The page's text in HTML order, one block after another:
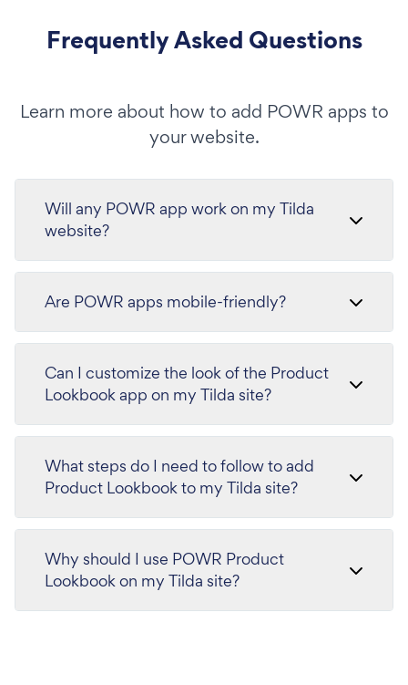
Frequently Asked Questions
Learn more about how to add POWR apps to
your website.
Will any POWR app work on my Tilda
website?
Are POWR apps mobile-friendly?
Can I customize the look of the Product
Lookbook app on my Tilda site?
What steps do I need to follow to add
Product Lookbook to my Tilda site?
Why should I use POWR Product
Lookbook on my Tilda site?